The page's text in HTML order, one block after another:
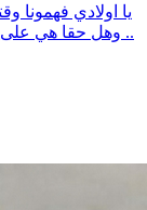
يا اولادي فهمونا
.. وهل حقا هي على